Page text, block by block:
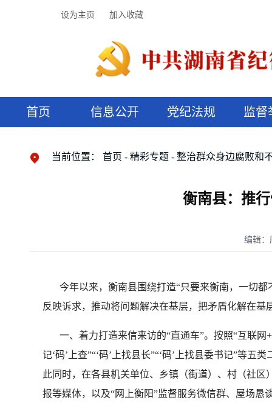
设为主页 加入收藏
首页 信息公开 党纪法规 监督
当前位置： 首页 精彩专题 整治群众身边腐败和
衡南县：推行
编辑：
今年以来，衡南县围绕打造“只要来衡南，一切都
反映诉求，推动将问题解决在基层，把矛盾化解在基
一、着力打造来信来访的“直通车”。按照“互联网+
记‘码’上查”“‘码’上找县长”“‘码’上找县委书记”等
此同时，在各县机关单位、乡镇（街道）、村（社
报等媒体，以及“网上衡阳”监督服务微信群、屋场恳